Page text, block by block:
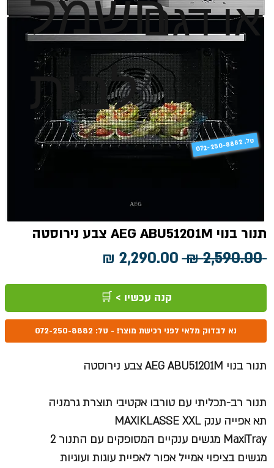
או דגם
לבית
תנור בנוי AEG ABU51201M צבע נירוסטה
‏2,590.00 ‏₪
מחיר
רגיל
מבצע
קנה עכשיו > 🛒
נא לבדוק מלאי לפני רכישת מוצר! - טל: 072-250-8882
תנור בנוי AEG ABU51201M צבע נירוסטה
תנור רב-תכליתי עם טורבו אקטיבי תוצרת גרמניה
תא אפייה ענק MAXIKLASSE XXL
MaxiTray מגשים ענקיים המסופקים עם התנור 2
מגשים בציפוי אמייל אפור לאפיית עוגות ועוגיות
072-250-8882 .טל